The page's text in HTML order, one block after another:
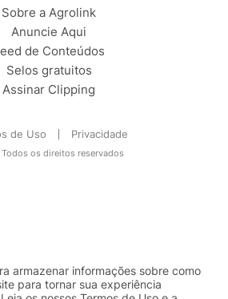
Sobre a Agrolink
Anuncie Aqui
de Conteúdos
Selos gratuitos
Assinar Clipping
de Uso Privacidade
os direitos reservados
armazenar informações sobre como
para tornar sua experiência